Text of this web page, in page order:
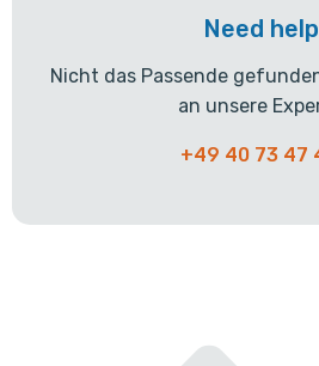
Need
Nicht das Passende
an unsere
+49 40 73 47